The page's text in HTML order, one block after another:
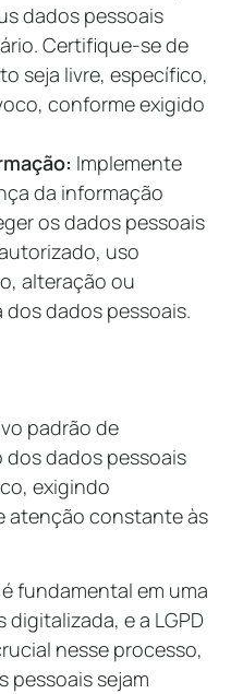
dados pessoais
Certifique-se de
seja livre, específico,
conforme exigido
Implemente
da informação
os dados pessoais
uso
alteração ou
dados pessoais.
padrão de
dados pessoais
exigindo
atenção constante às
fundamental em uma
e a LGPD
nesse processo,
pessoais sejam